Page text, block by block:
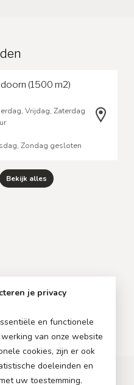
(1500 m2)
Vrijdag, Zaterdag
Zondag gesloten
Bekijk alles
je privacy
en functionele
van onze website
cookies, zijn er ook
doeleinden en
uw toestemming.